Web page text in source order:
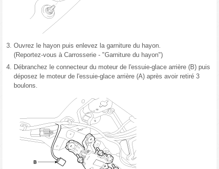
3. Ouvrez le hayon puis enlevez la garniture du hayon.
(Reportez-vous à Carrosserie - "Garniture du hayon")
4. Débranchez le connecteur du moteur de l'essuie-glace arrière (B) puis
déposez le moteur de l'essuie-glace arrière (A) après avoir retiré 3
boulons.